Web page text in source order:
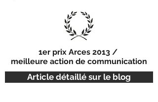
Article détaillé sur le blog
1er prix Arces 2013 /
meilleure action de communication